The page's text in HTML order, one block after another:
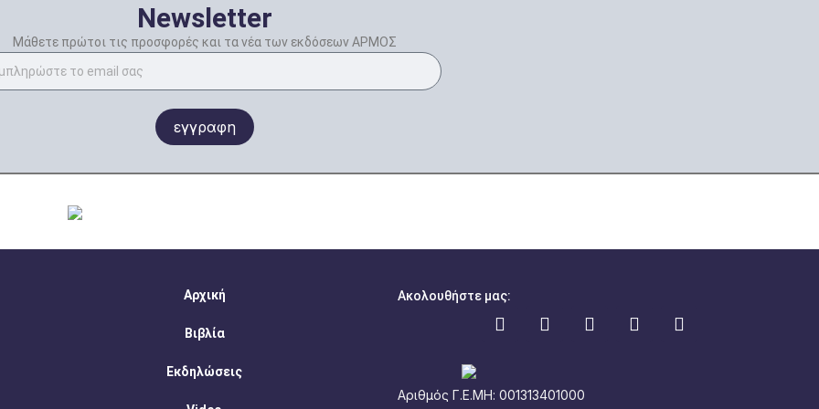
Newsletter
Μάθετε πρώτοι τις προσφορές και τα νέα των εκδόσεων ΑΡΜΟΣ
εγγραφη
Αρχική
Βιβλία
Εκδηλώσεις
Ακολουθήστε μας:
Αριθμός Γ.Ε.ΜΗ: 001313401000